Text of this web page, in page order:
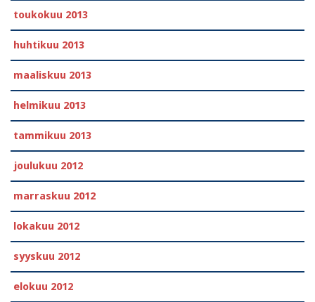
toukokuu 2013
huhtikuu 2013
maaliskuu 2013
helmikuu 2013
tammikuu 2013
joulukuu 2012
marraskuu 2012
lokakuu 2012
syyskuu 2012
elokuu 2012